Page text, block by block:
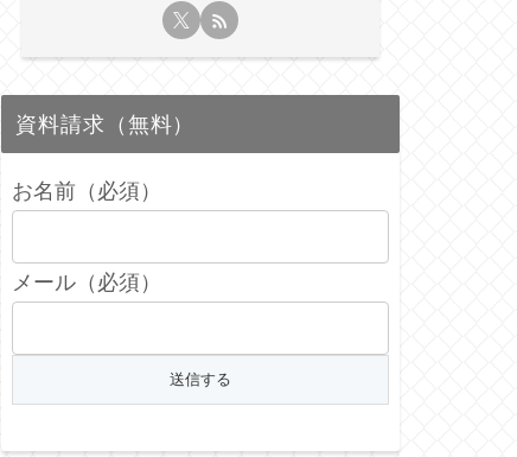
資料請求（無料）
お名前（必須）
メール（必須）